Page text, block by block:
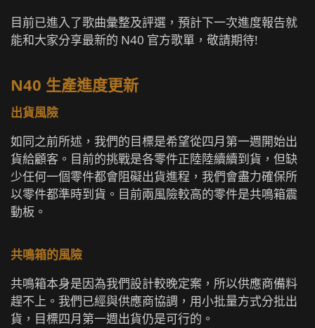
目前已進入了歌曲彙整及評選，預計下一次進度報告就
能和大家分享最新的 N40 官方歌單，敬請期待!
N40 生產進度更新
出貨風險
如同之前所述，我們的目標是希望從四月第一週開始出
貨給顧客。目前的挑戰是各零件正陸陸續續到貨，但缺
少任何一個零件都會阻礙出貨進程，我們會盡力確保所
以零件都準時到貨。目前兩風險較高的零件是共鳴箱震
動板。
共鳴箱的風險
共鳴箱本身是因為我們設計較晚定案，所以供應商備料
趕不上。我們已經與供應商協調，用小批量方式分批出
貨，目標四月第一週出貨仍是可行的。